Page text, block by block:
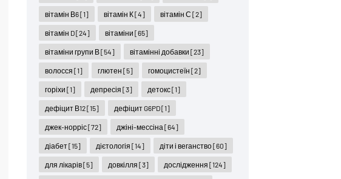
вітамін В6[1] вітамін К[4] вітамін С[2]
вітамін D[24] вітаміни[65]
вітаміни групи В[54] вітамінні добавки[23]
волосся[1] глютен[5] гомоцистеїн[2]
горіхи[1] депресія[3] детокс[1]
дефіцит В12[15] дефіцит G6PD[1]
джек-норріс[72] джіні-мессіна[64]
діабет[15] дієтологія[14] діти і веганство[60]
для лікарів[5] довкілля[3] дослідження[124]